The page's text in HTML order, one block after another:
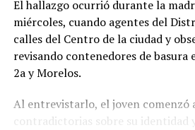
El hallazgo ocurrió durante la
miércoles, cuando agentes del
calles del Centro de la ciudad y
revisando contenedores de basura
2a y Morelos.
Al entrevistarlo, el joven comenzó
contradictorias sobre su identidad